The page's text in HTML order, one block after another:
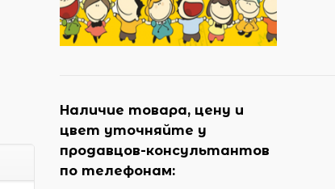
Наличие товара, цену и
цвет уточняйте у
продавцов-консультантов
по телефонам: